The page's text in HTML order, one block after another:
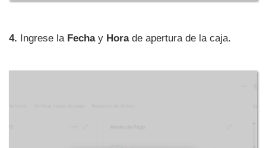
4. Ingrese la Fechay Horade apertura de la caja.